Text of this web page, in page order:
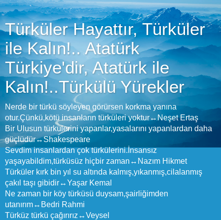
Türküler Hayattır, Türküler
ile Kalın!.. Atatürk
Türkiye'dir, Atatürk ile
Kalın!..Türkülü Yürekler
Nerde bir türkü söyleyen görürsen korkma yanına
otur.Çünkü,kötü insanların türküleri yoktur↔Neşet Ertaş
Bir Ulusun türkülerini yapanlar,yasalarını yapanlardan daha
güçlüdür↔Shakespeare
Sevdim insanlardan çok türkülerini.İnsansız
yaşayabildim,türküsüz hiçbir zaman↔Nazım Hikmet
Türküler kırk bin yıl su altında kalmış,yıkanmış,cilalanmış
çakıl taşı gibidir↔Yaşar Kemal
Ne zaman bir köy türküsü duysam,şairliğimden
utanırım↔Bedri Rahmi
Türküz türkü çağırırız↔Veysel